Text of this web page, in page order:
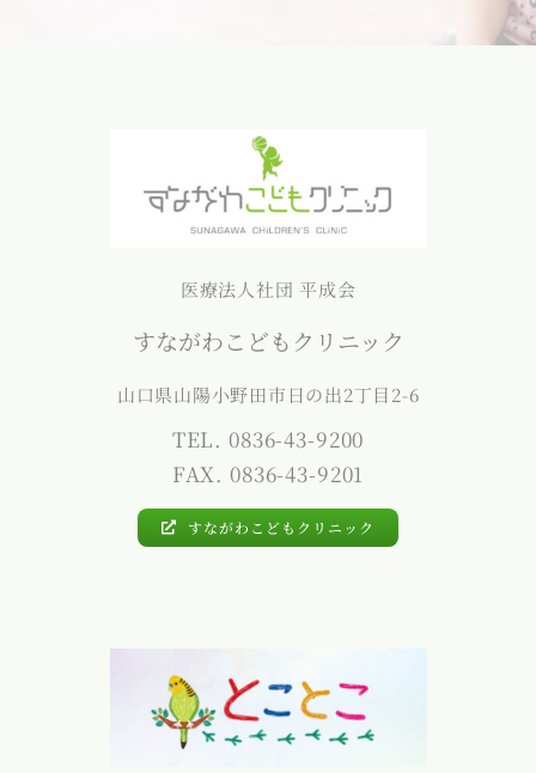
医療法人社団 平成会
すながわこどもクリニック
山口県山陽小野田市日の出2丁目2-6
TEL. 0836-43-9200
FAX. 0836-43-9201
すながわこどもクリニック